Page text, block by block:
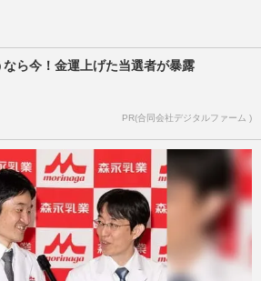
なら今！金運上げた当選者が暴露
PR(合同会社デジタルファーム )